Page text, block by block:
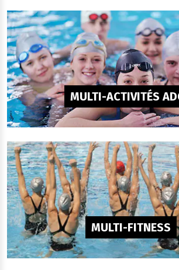
MULTI-ACTIVITÉS
MULTI-FITNESS